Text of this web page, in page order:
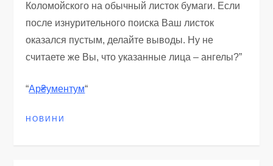
Коломойского на обычный листок бумаги. Если
после изнурительного поиска Ваш листок
оказался пустым, делайте выводы. Ну не
считаете же Вы, что указанные лица – ангелы?”
“Ар₴ументум“
НОВИНИ